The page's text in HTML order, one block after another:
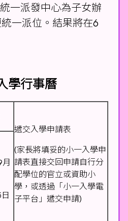
一派發中心為子女辦
一派位。結果將在6
學行事曆
遞交入學申請表
(家長將填妥的小一入學申
請表直接交回申請自行分
配學位的官立或資助小
學，或透過「小一入學電
子平台」遞交申請)